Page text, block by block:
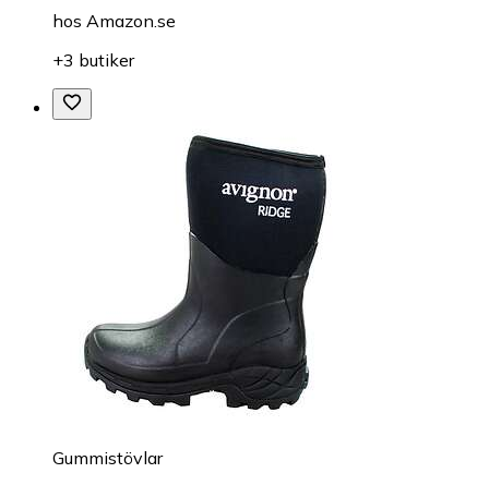
hos Amazon.se
+3 butiker
Gummistövlar